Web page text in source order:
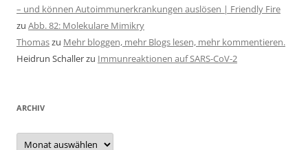
– und können Autoimmunerkrankungen auslösen | Friendly Fire
zu Abb. 82: Molekulare Mimikry
Thomaszu Mehr bloggen, mehr Blogs lesen, mehr kommentieren.
Heidrun Schallerzu Immunreaktionen auf SARS-CoV-2
ARCHIV
Archiv